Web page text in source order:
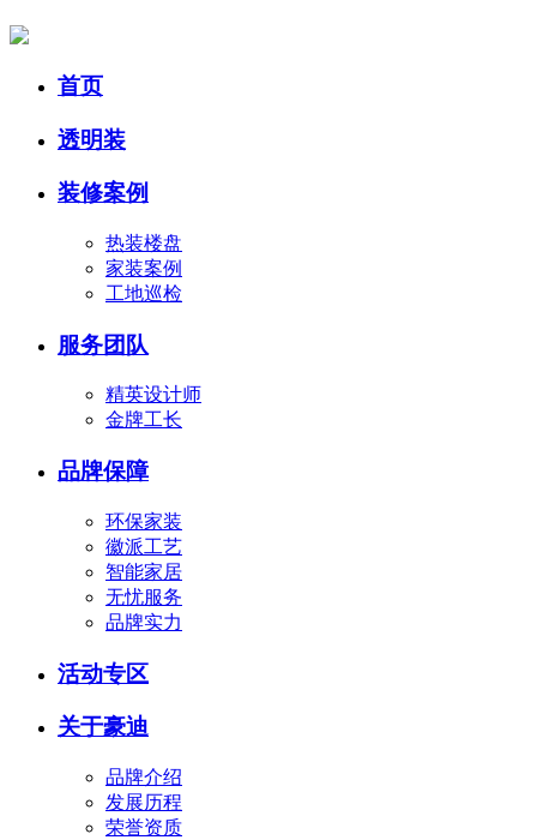
首页
透明装
装修案例
热装楼盘
家装案例
工地巡检
服务团队
精英设计师
金牌工长
品牌保障
环保家装
徽派工艺
智能家居
无忧服务
品牌实力
活动专区
关于豪迪
品牌介绍
发展历程
荣誉资质